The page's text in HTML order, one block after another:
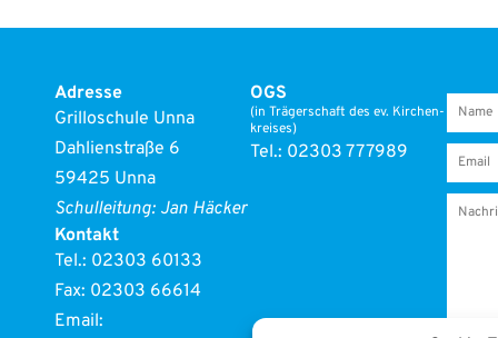
Adres­se
Gril­lo­schu­le Unna
Dah­li­en­stra­ße 6
59425 Unna
Schul­lei­tung: Jan Häcker
Kon­takt
Tel.: 02303 60133
Fax: 02303 66614
Email:
OGS
(in Trä­ger­schaft des ev. Kir­chen­
krei­ses)
Tel.: 02303 777989